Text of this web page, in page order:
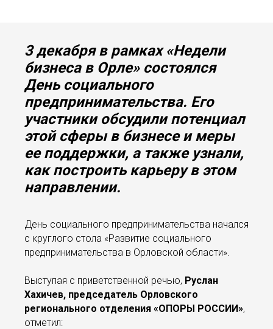
3 декабря в рамках «Недели
бизнеса в Орле» состоялся
День социального
предпринимательства. Его
участники обсудили потенциал
этой сферы в бизнесе и меры
ее поддержки, а также узнали,
как построить карьеру в этом
направлении.
День социального предпринимательства начался
с круглого стола «Развитие социального
предпринимательства в Орловской области».
Выступая с приветственной речью, Руслан
Хахичев, председатель Орловского
регионального отделения «ОПОРЫ РОССИИ»,
отметил: